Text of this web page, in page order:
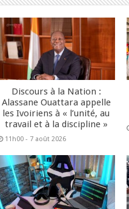
Discours à la Nation :
Alassane Ouattara appelle
les Ivoiriens à « l’unité, au
travail et à la discipline »
11h00 - 7 août 2026